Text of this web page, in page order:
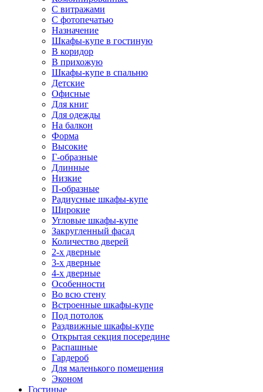
С витражами
С фотопечатью
Назначение
Шкафы-купе в гостиную
В коридор
В прихожую
Шкафы-купе в спальню
Детские
Офисные
Для книг
Для одежды
На балкон
Форма
Высокие
Г-образные
Длинные
Низкие
П-образные
Радиусные шкафы-купе
Широкие
Угловые шкафы-купе
Закругленный фасад
Количество дверей
2-х дверные
3-х дверные
4-х дверные
Особенности
Во всю стену
Встроенные шкафы-купе
Под потолок
Раздвижные шкафы-купе
Открытая секция посередине
Распашные
Гардероб
Для маленького помещения
Эконом
Гостиные